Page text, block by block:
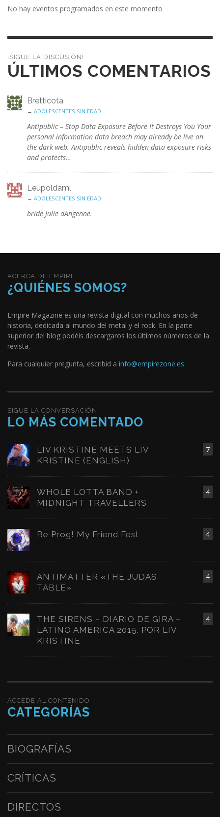
No hay eventos programados en este momento
¡SIGUE LA DISCUSIÓN!
ÚLTIMOS COMENTARIOS
Bretticota
→ ADOLESCENTES SIN EDAD
Antipublic – Stop Data Exposure Before It Destroys You Your
personal information data breach may already be live on
the dark web. Antipublic reveals hidden data exposure risks
and protects…
Leupoldaml
→ ADOLESCENTES SIN EDAD
bride Julie dAngenne.
ACERCA DE EMPIRE
¿QUIÉNES SOMOS?
Empire Magazine es una revista digital con muchos años de
historia, dedicada al mundo del metal y el rock. En la parte
superior del blog podéis descargaros los últimos números de la
revista.
Para cualquier pregunta, escribid a info@empirezone.es
SIGUE LA CONVERSACIÓN
LO MÁS COMENTADO
7
LIV KRISTINE MEETS LIV
KRISTINE (ENGLISH)
4
WHOLE LOTTA BAND +
MIDNIGHT TRAVELLERS
4
Be Prog! My Friend Fest
4
ANTIMATTER «THE JUDAS
TABLE»
4
THE SIRENS – DIARIO DE GIRA –
LATINO AMERICA 2015. POR LIV
KRISTINE
ACCEDE AL CONTENIDO
CATEGORÍAS
BIOGRAFÍAS
CRÍTICAS
DIRECTOS